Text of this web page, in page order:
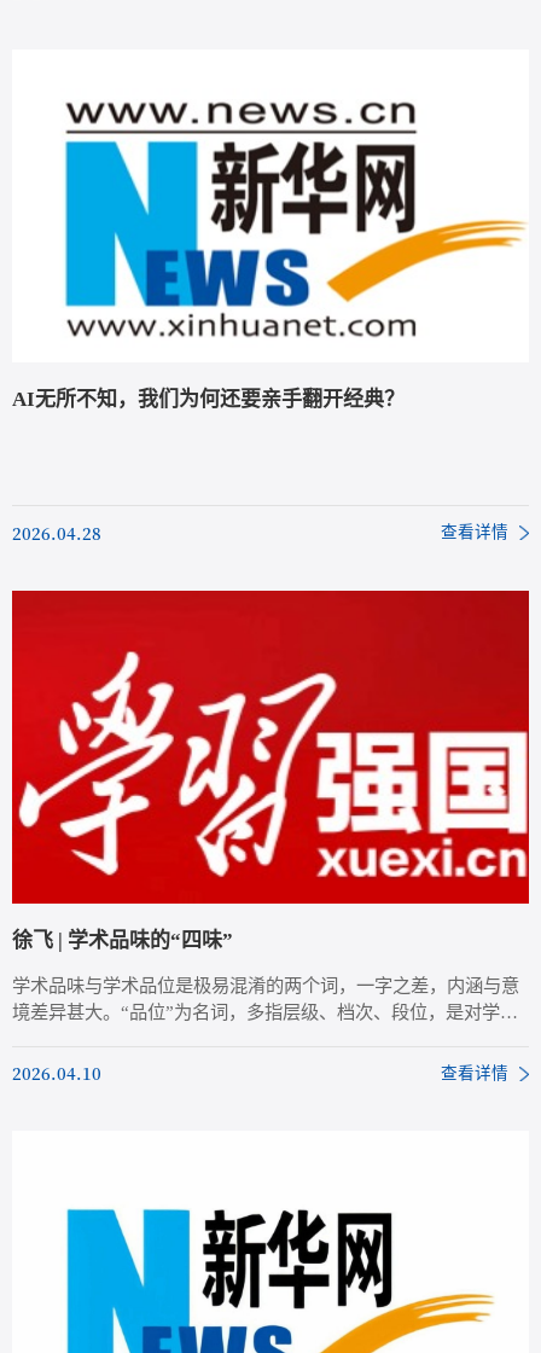
AI无所不知，我们为何还要亲手翻开经典？
2026.04.28 查看详情
徐飞 | 学术品味的“四味”
学术品味与学术品位是极易混淆的两个词，一字之差，内涵与意
境差异甚大。“品位”为名词，多指层级、档次、段位，是对学术
级，偏向一种标准化的等级划分。
2026.04.10 查看详情